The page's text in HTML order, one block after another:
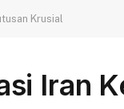
Krusial
Iran